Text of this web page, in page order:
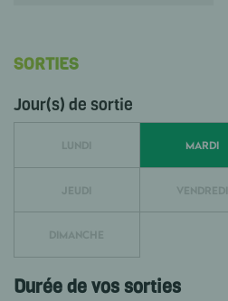
SORTIES
Jour(s) de sortie
LUNDI MARDI
JEUDI VENDREDI
DIMANCHE
Durée de vos sorties